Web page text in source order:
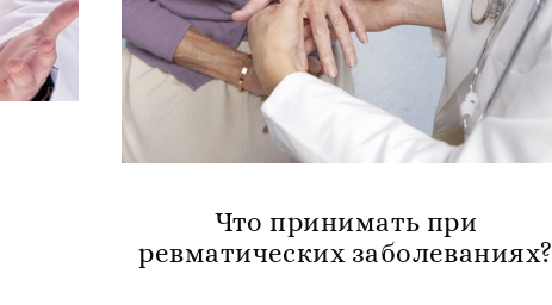
Что принимать при
ревматических заболеваниях?